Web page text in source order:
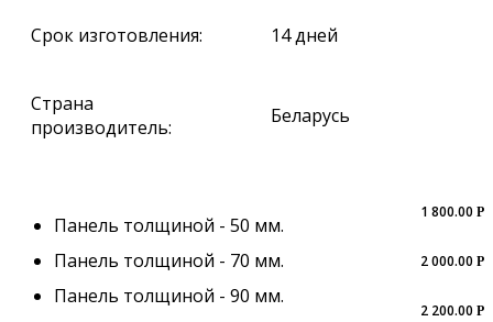
Срок изготовления: 14 дней
Страна
производитель:
Беларусь
Панель толщиной - 50 мм.
Панель толщиной - 70 мм.
Панель толщиной - 90 мм.
1 800.00 Р
2 000.00 Р
2 200.00 Р